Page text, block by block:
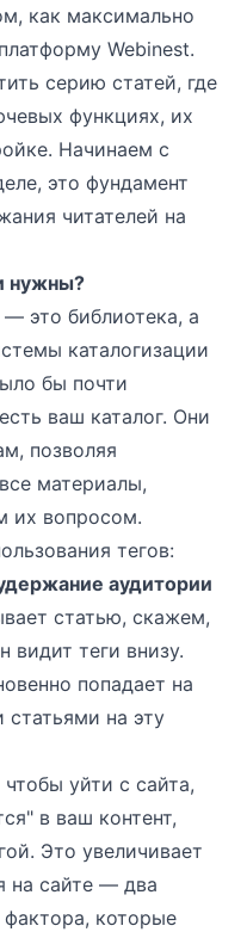
как максимально
Webinest.
серию статей, где
функциях, их
Начинаем с
это фундамент
читателей на
нужны?
это библиотека, а
каталогизации
бы почти
ваш каталог. Они
позволяя
материалы,
их вопросом.
тегов:
аудитории
статью, скажем,
видит теги внизу.
попадает на
на эту
уйти с сайта,
в ваш контент,
Это увеличивает
на сайте — два
которые